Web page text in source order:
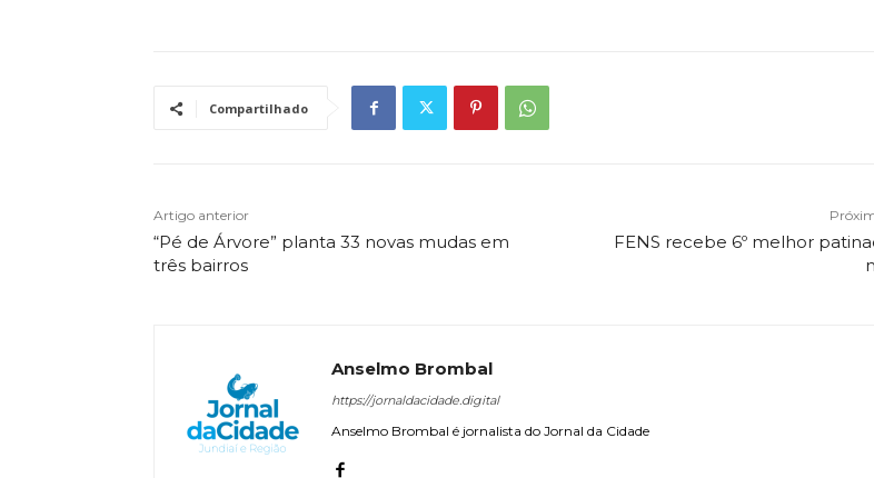
Compartilhado
Artigo anterior
“Pé de Árvore” planta 33 novas mudas em
três bairros
FENS recebe 6º melhor
Anselmo Brombal
https://jornaldacidade.digital
Anselmo Brombal é jornalista do Jornal da Cidade